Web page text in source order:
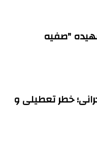
"صفیه
خطر تعطیلی و